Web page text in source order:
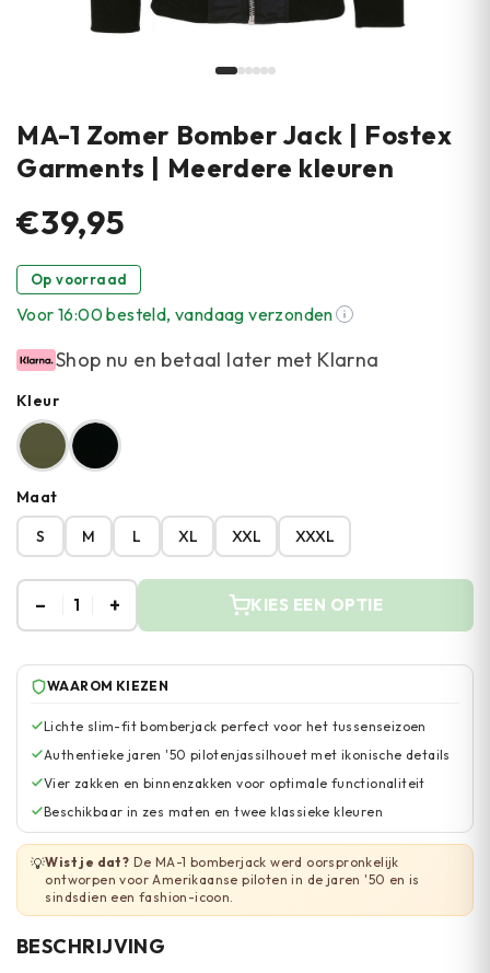
MA-1 Zomer Bomber Jack | Fostex
Garments | Meerdere kleuren
€39,95
Op voorraad
Voor 16:00 besteld, vandaag verzonden
Shop nu en betaal later met Klarna
Kleur
Maat
S
M L XL XXL XXXL
– 1 + KIES EEN OPTIE
WAAROM KIEZEN
Lichte slim-fit bomberjack perfect voor het tussenseizoen
Authentieke jaren '50 pilotenjassilhouet met ikonische details
Vier zakken en binnenzakken voor optimale functionaliteit
Beschikbaar in zes maten en twee klassieke kleuren
💡Wist je dat? De MA-1 bomberjack werd oorspronkelijk
ontworpen voor Amerikaanse piloten in de jaren '50 en is
sindsdien een fashion-icoon.
BESCHRIJVING